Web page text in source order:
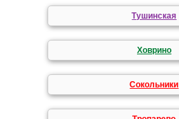
Тушинская
Ховрино
Сокольники